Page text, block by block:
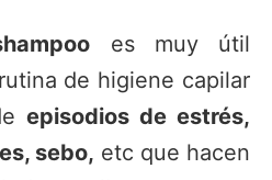
es muy útil
de higiene capilar
episodios de estrés,
sebo, etc que hacen